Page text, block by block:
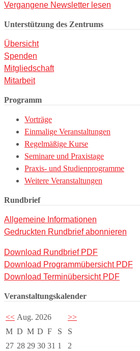
Vergangene Newsletter lesen
Unterstützung des Zentrums
Übersicht
Spenden
Mitgliedschaft
Mitarbeit
Programm
Vorträge
Einmalige Veranstaltungen
Regelmäßige Kurse
Seminare und Praxistage
Praxis- und Studienprogramme
Weitere Veranstaltungen
Rundbrief
Allgemeine Informationen
Gedruckten Rundbrief abonnieren
Download Rundbrief PDF
Download Programmübersicht PDF
Download Terminübersicht PDF
Veranstaltungskalender
<< Aug. 2026
>>
M D M D F S
S
27 28 29 30 31 1 2